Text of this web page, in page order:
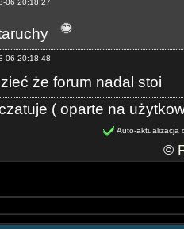
06 20:18:27
06 20:18:48
że forum nadal stoi
( oparte na
Auto-aktualizacja
©